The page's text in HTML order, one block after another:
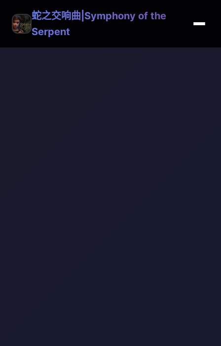
蛇之交响曲|Symphony of the
Serpent